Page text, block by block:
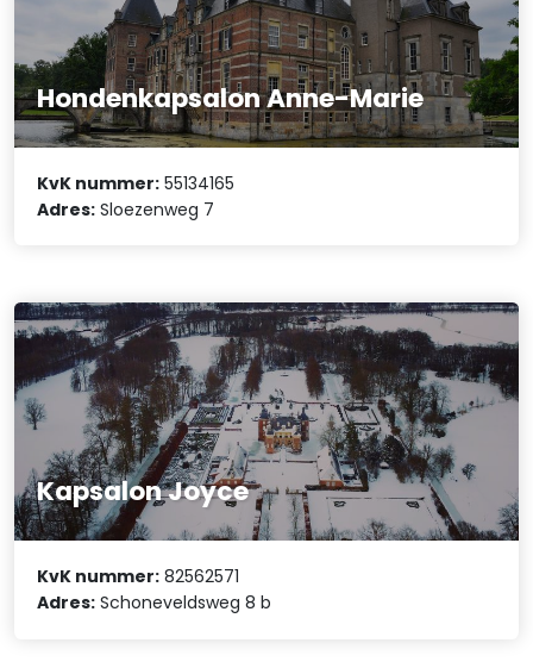
Hondenkapsalon Anne-Marie
KvK nummer: 55134165
Adres: Sloezenweg 7
Kapsalon Joyce
KvK nummer: 82562571
Adres: Schoneveldsweg 8 b